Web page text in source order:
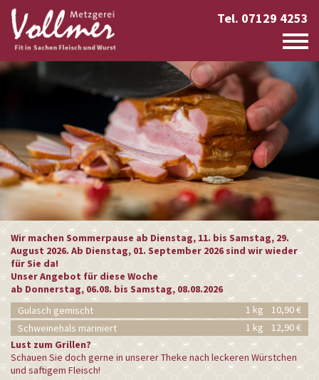
Tel. 07129 4253
Wir machen Sommerpause ab Dienstag, 11. bis Samstag, 29.
August 2026. Ab Dienstag, 01. September 2026 sind wir wieder
für Sie da!
Unser Angebot für diese Woche
ab Donnerstag, 06.08. bis Samstag, 08.08.2026
Gulasch gemischt
1 kg
10,90 €
Schweinehals mariniert
1 kg
12,90 €
Lust zum Grillen?
Schauen Sie doch gerne in unserer Theke nach leckeren Würstchen
und saftigem Fleisch!